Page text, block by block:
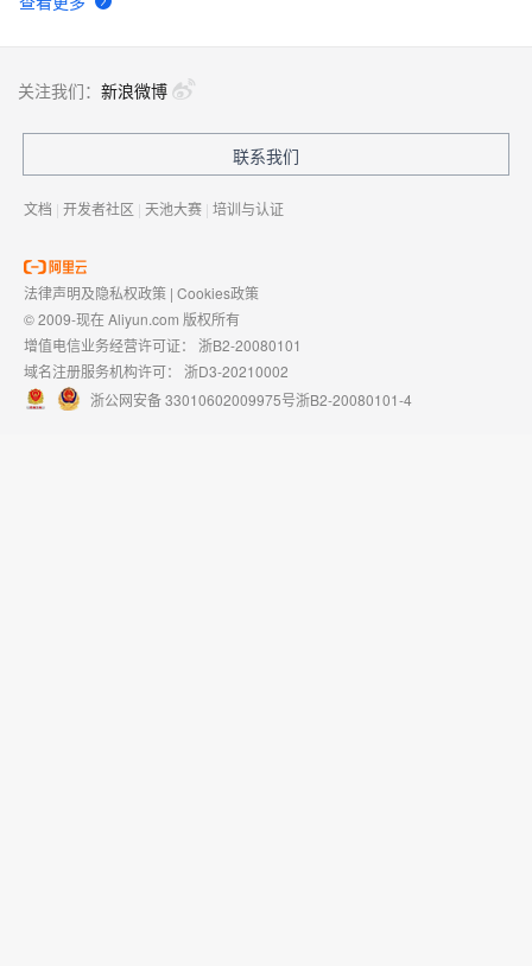
关注我们： 新浪微博
联系我们
文档 | 开发者社区 | 天池大赛 | 培训与认证
法律声明及隐私权政策 | Cookies政策
© 2009-现在 Aliyun.com 版权所有
增值电信业务经营许可证： 浙B2-20080101
域名注册服务机构许可： 浙D3-20210002
浙公网安备 33010602009975号浙B2-20080101-4